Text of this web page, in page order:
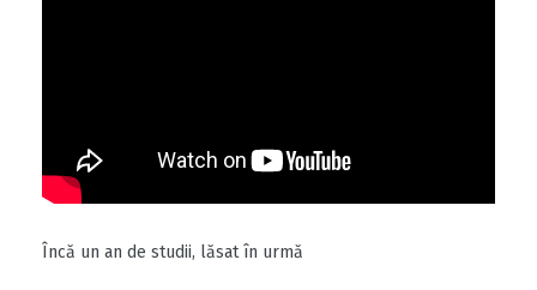
Încă un an de studii, lăsat în urmă